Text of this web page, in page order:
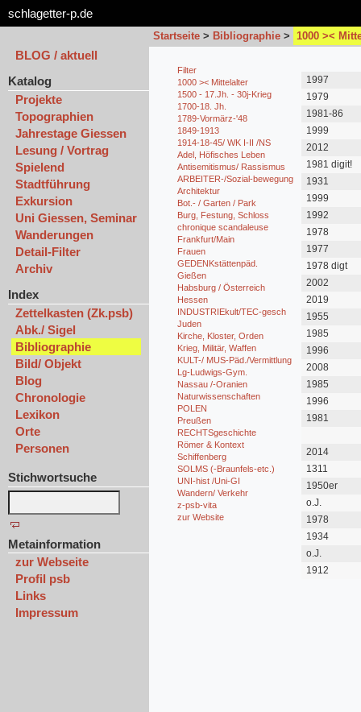
schlagetter-p.de
Startseite > Bibliographie > 1000 ><
BLOG / aktuell
Katalog
Projekte
Topographien
Jahrestage Giessen
Lesung / Vortrag
Spielend
Stadtführung
Exkursion
Uni Giessen, Seminar
Wanderungen
Detail-Filter
Archiv
Index
Zettelkasten (Zk.psb)
Abk./ Sigel
Bibliographie
Bild/ Objekt
Blog
Chronologie
Lexikon
Orte
Personen
Stichwortsuche
Metainformation
zur Webseite
Profil psb
Links
Impressum
Filter
1000 >< Mittelalter
1500 - 17.Jh. - 30j-Krieg
1700-18. Jh.
1789-Vormärz-'48
1849-1913
1914-18-45/ WK I-II /NS
Adel, Höfisches Leben
Antisemitismus/ Rassismus
ARBEITER-/Sozial-bewegung
Architektur
Bot.- / Garten / Park
Burg, Festung, Schloss
chronique scandaleuse
Frankfurt/Main
Frauen
GEDENKstättenpäd.
Gießen
Habsburg / Österreich
Hessen
INDUSTRIEkult/TEC-gesch
Juden
Kirche, Kloster, Orden
Krieg, Militär, Waffen
KULT-/ MUS-Päd./Vermittlung
Lg-Ludwigs-Gym.
Nassau /-Oranien
Naturwissenschaften
POLEN
Preußen
RECHTSgeschichte
Römer & Kontext
Schiffenberg
SOLMS (-Braunfels-etc.)
UNI-hist /Uni-GI
Wandern/ Verkehr
z-psb-vita
zur Website
1997
1979
1981-86
1999
2012
1981 digit!
1931
1999
1992
1978
1977
1978 digt
2002
2019
1955
1985
1996
2008
1985
1996
1981
2014
1311
1950er
o.J.
1978
1934
o.J.
1912